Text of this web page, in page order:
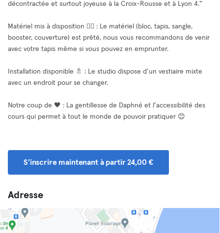
décontractée et surtout joyeuse à la Croix-Rousse et à Lyon 4.”
Matériel mis à disposition 🧘‍♂️ : Le matériel (bloc, tapis, sangle,
booster, couverture) est prêté, nous vous recommandons de venir
avec votre tapis même si vous pouvez en emprunter.
Installation disponible 🚿 : Le studio dispose d’un vestiaire mixte
avec un endroit pour se changer.
Notre coup de 🖤 : La gentillesse de Daphné et l’accessibilité des
cours qui permet à tout le monde de pouvoir pratiquer 😊
S'inscrire maintenant à partir 24,00 €
Adresse